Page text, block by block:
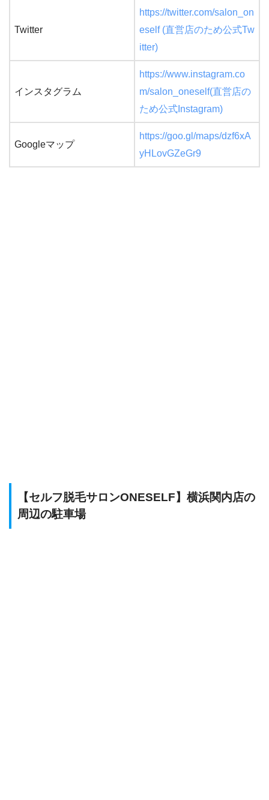
Twitter
https://twitter.com/salon_on
eself (直営店のため公式Tw
itter)
インスタグラム
https://www.instagram.co
m/salon_oneself(直営店の
ため公式Instagram)
Googleマップ
https://goo.gl/maps/dzf6xA
yHLovGZeGr9
【セルフ脱毛サロンONESELF】横浜関内店の
周辺の駐車場